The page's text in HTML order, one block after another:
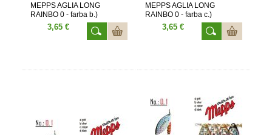
MEPPS AGLIA LONG
RAINBO 0 - farba b.)
3,65 €
MEPPS AGLIA LONG
RAINBO 0 - farba c.)
3,65 €